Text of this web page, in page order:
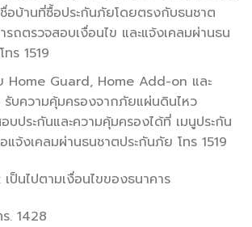
อบ้านที่ซื้อประกันภัยโดยตรงกับธนชาต
ถตรวจสอบเงื่อนไข และแจ้งเคลมผ่านธน
ร 1519
Home Guard, Home Add-on และ
บความคุ้มครองจากภัยแผ่นดินไหว
บประกันและความคุ้มครองได้ที่ เมนูประกัน
จ้งเคลมผ่านธนชาตประกันภัย โทร 1519
ป็นไปตามเงื่อนไขของธนาคาร
. 1428